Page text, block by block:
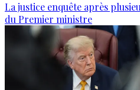
La justice enquête après
du Premier ministre